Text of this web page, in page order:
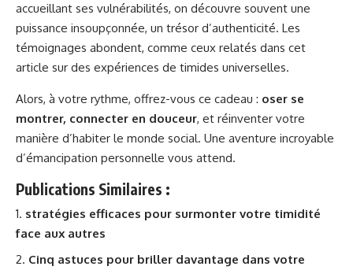
accueillant ses vulnérabilités, on découvre souvent une
puissance insoupçonnée, un trésor d’authenticité. Les
témoignages abondent, comme ceux relatés dans cet
article sur des expériences de timides universelles.
Alors, à votre rythme, offrez-vous ce cadeau : oser se
montrer, connecter en douceur, et réinventer votre
manière d’habiter le monde social. Une aventure incroyable
d’émancipation personnelle vous attend.
Publications Similaires :
stratégies efficaces pour surmonter votre timidité
face aux autres
Cinq astuces pour briller davantage dans votre